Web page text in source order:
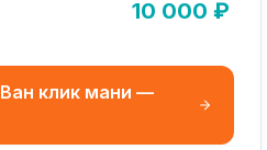
10 000 ₽
клик мани —